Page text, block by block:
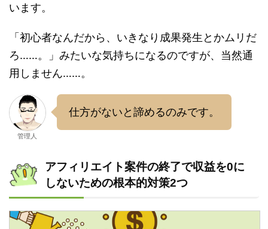
います。
「初心者なんだから、いきなり成果発生とかムリだ
ろ……。」みたいな気持ちになるのですが、当然通
用しません……。
管理人
仕方がないと諦めるのみです。
アフィリエイト案件の終了で収益を0に
しないための根本的対策2つ